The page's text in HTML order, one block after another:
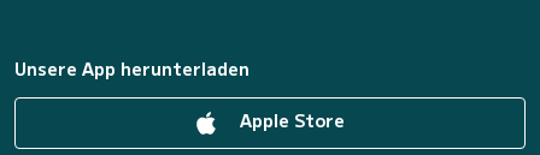
Unsere App herunterladen
Apple Store